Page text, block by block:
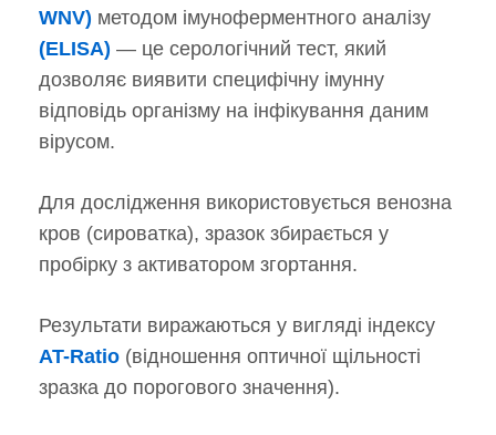
WNV) методом імуноферментного аналізу
(ELISA) — це серологічний тест, який
дозволяє виявити специфічну імунну
відповідь організму на інфікування даним
вірусом.
Для дослідження використовується венозна
кров (сироватка), зразок збирається у
пробірку з активатором згортання.
Результати виражаються у вигляді індексу
AT-Ratio (відношення оптичної щільності
зразка до порогового значення).